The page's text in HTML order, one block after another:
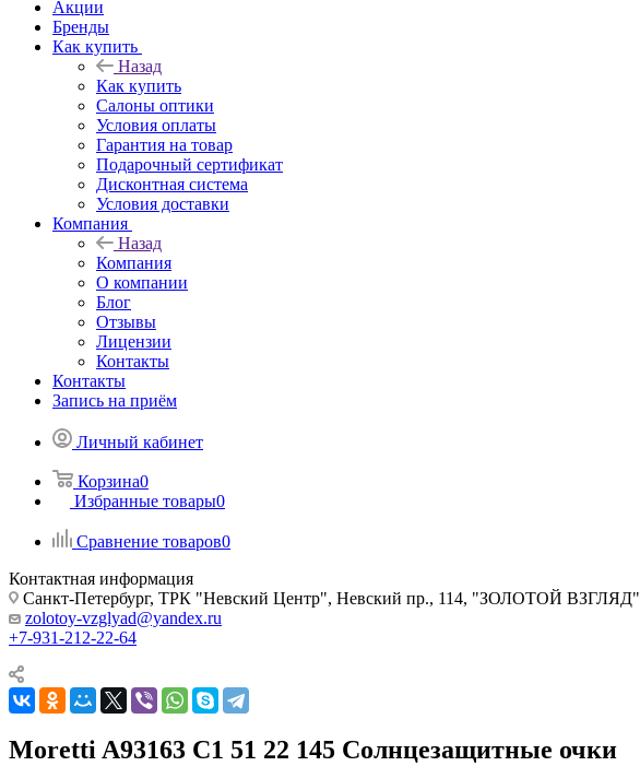
Акции
Бренды
Как купить
Назад
Как купить
Салоны оптики
Условия оплаты
Гарантия на товар
Подарочный сертификат
Дисконтная система
Условия доставки
Компания
Назад
Компания
О компании
Блог
Отзывы
Лицензии
Контакты
Контакты
Запись на приём
Личный кабинет
Корзина0
Избранные товары0
Сравнение товаров0
Контактная информация
Санкт-Петербург, ТРК "Невский Центр", Невский пр., 114, "ЗОЛОТОЙ ВЗГЛЯД"
zolotoy-vzglyad@yandex.ru
+7-931-212-22-64
Moretti A93163 C1 51 22 145 Солнцезащитные очки